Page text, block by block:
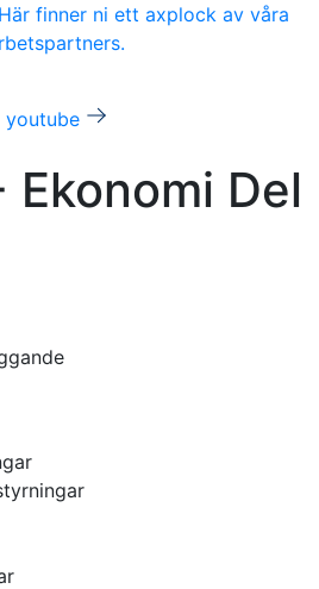
finner ni ett axplock av våra
youtube
Ekonomi Del